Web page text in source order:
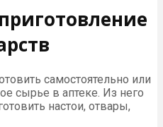
самостоятельно или
сырье в аптеке. Из него
настои, отвары,